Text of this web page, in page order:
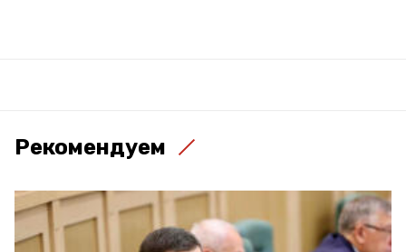
Рекомендуем